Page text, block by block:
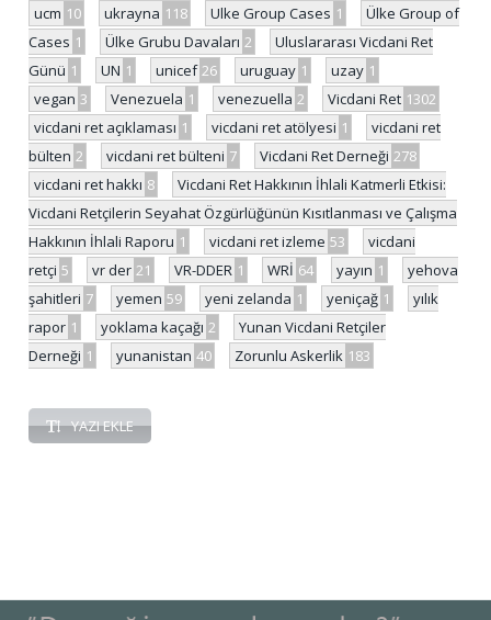
ucm 10 ukrayna 118 Ulke Group Cases 1
Ülke Group of
Cases 1 Ülke Grubu Davaları 2
Uluslararası Vicdani Ret
Günü 1 UN 1 unicef 26 uruguay 1 uzay 1
vegan 3 Venezuela 1 venezuella 2 Vicdani Ret 1302
vicdani ret açıklaması 1 vicdani ret atölyesi 1
vicdani ret
bülten 2 vicdani ret bülteni 7 Vicdani Ret Derneği 278
vicdani ret hakkı 8
Vicdani Ret Hakkının İhlali Katmerli Etkisi:
Vicdani Retçilerin Seyahat Özgürlüğünün Kısıtlanması ve Çalışma
Hakkının İhlali Raporu 1 vicdani ret izleme 53
vicdani
retçi 5 vr der 21 VR-DDER 1 WRİ 64 yayın 1
yehova
şahitleri 7 yemen 59 yeni zelanda 1 yeniçağ 1
yılık
rapor 1 yoklama kaçağı 2
Yunan Vicdani Retçiler
Derneği 1 yunanistan 40 Zorunlu Askerlik 183
YAZI EKLE